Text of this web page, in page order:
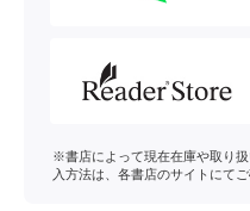
※書店によって現在在庫や取り
入方法は、各書店のサイトにてご